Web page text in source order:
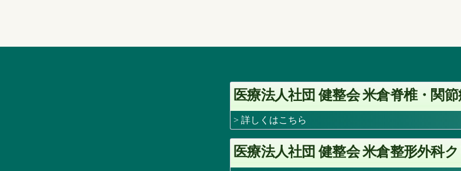
医療法人社団 健整会 米倉脊椎・関
> 詳しくはこちら
医療法人社団 健整会 米倉整形外科